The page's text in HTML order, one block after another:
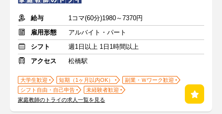
給与
1コマ(60分)1980～7370円
雇用形態
アルバイト・パート
シフト
週1日以上 1日1時間以上
アクセス
松橋駅
大学生歓迎 短期（1ヶ月以内OK）
副業・Ｗワーク歓迎
シフト自由・自己申告
未経験者歓迎
家庭教師のトライの求人一覧を見る